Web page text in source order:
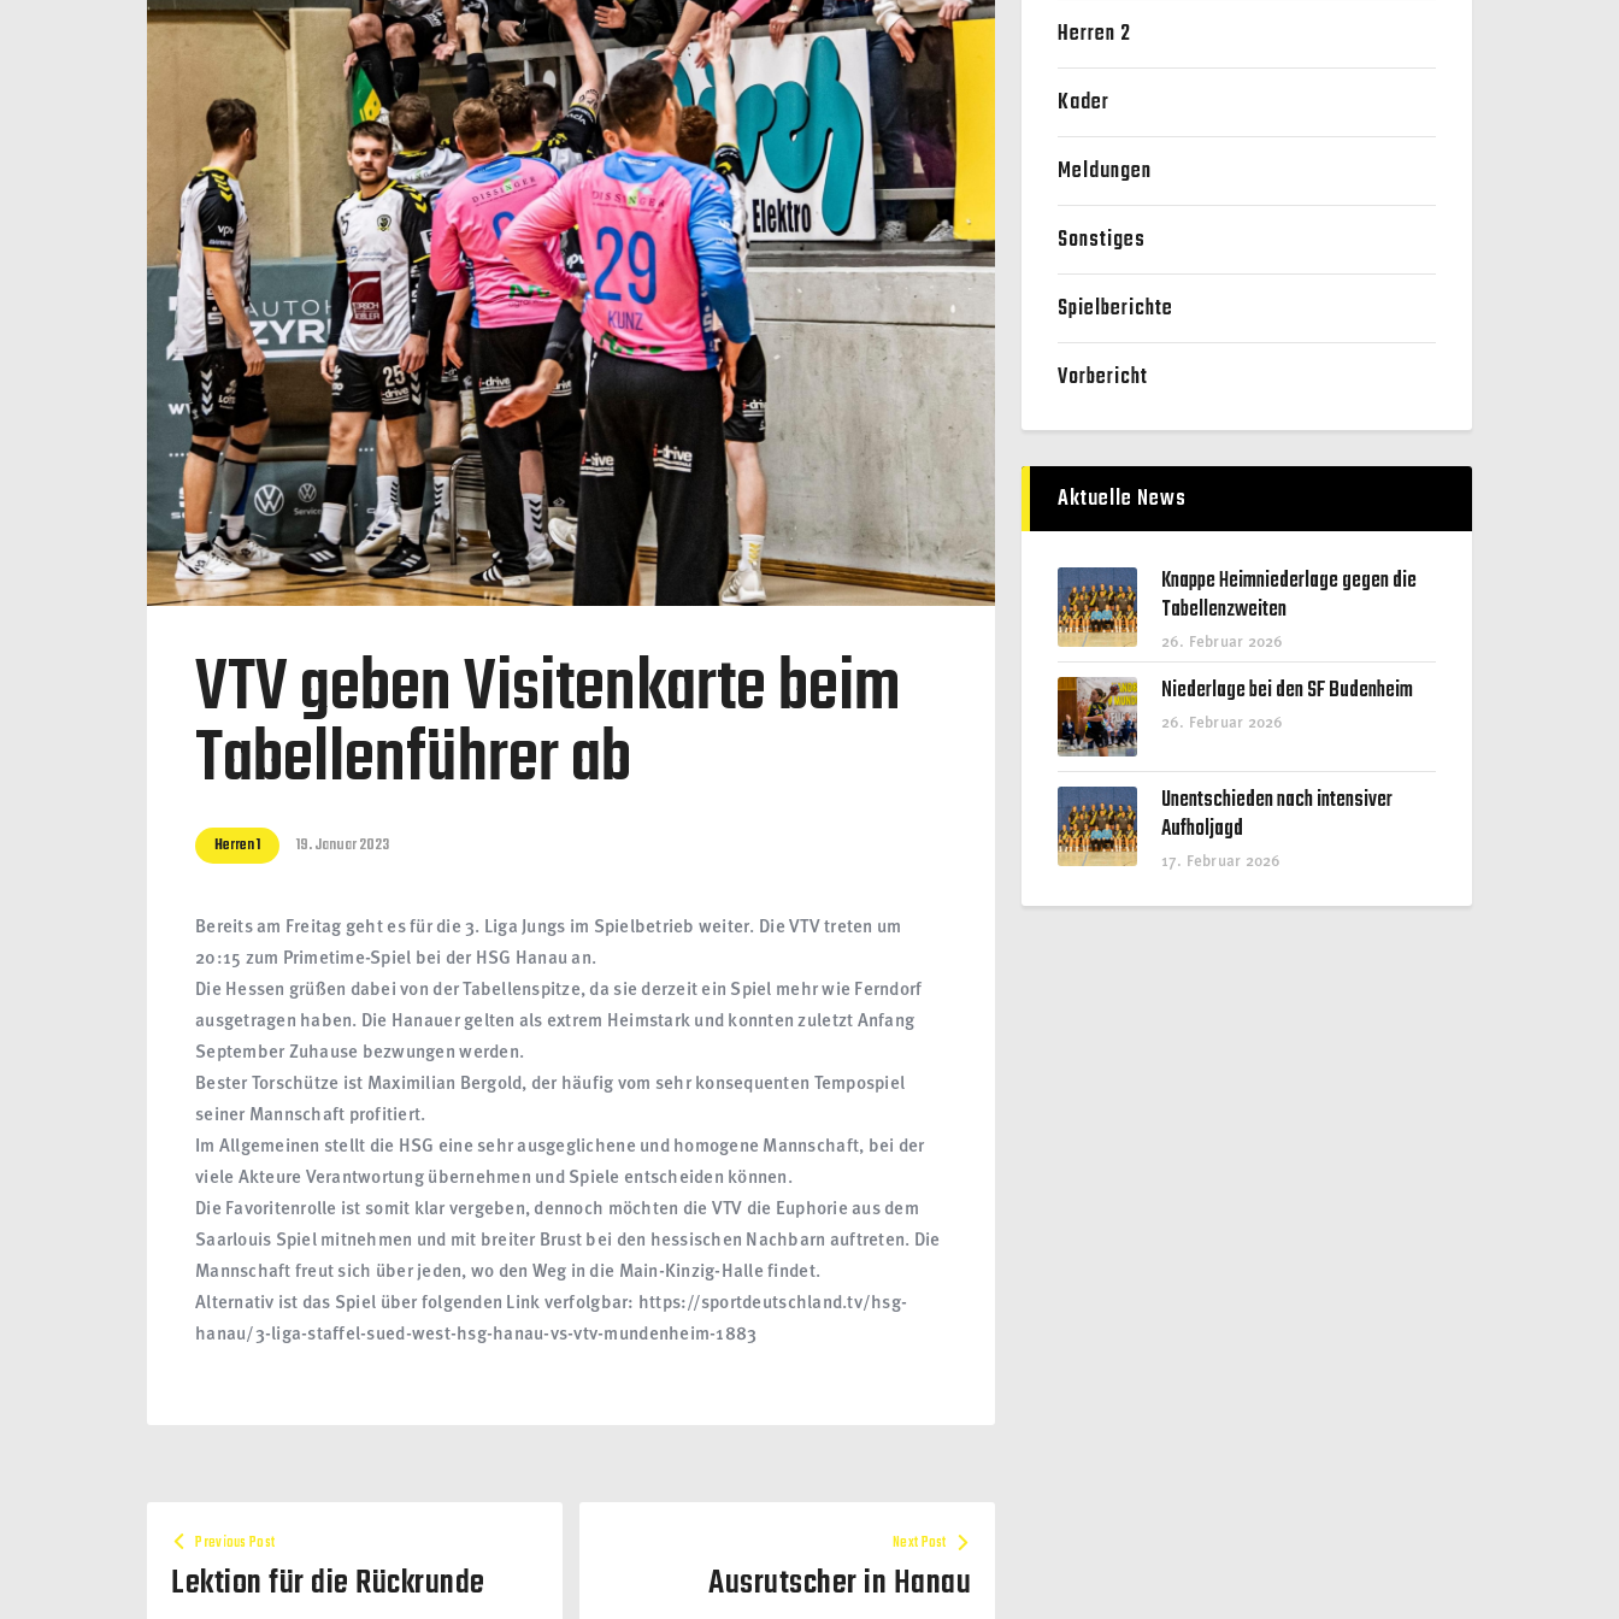
VTV geben Visitenkarte beim
Tabellenführer ab
Herren 1 19. Januar 2023
Bereits am Freitag geht es für die 3. Liga Jungs im Spielbetrieb weiter. Die VTV treten um
20:15 zum Primetime-Spiel bei der HSG Hanau an.
Die Hessen grüßen dabei von der Tabellenspitze, da sie derzeit ein Spiel mehr wie Ferndorf
ausgetragen haben. Die Hanauer gelten als extrem Heimstark und konnten zuletzt Anfang
September Zuhause bezwungen werden.
Bester Torschütze ist Maximilian Bergold, der häufig vom sehr konsequenten Tempospiel
seiner Mannschaft profitiert.
Im Allgemeinen stellt die HSG eine sehr ausgeglichene und homogene Mannschaft, bei der
viele Akteure Verantwortung übernehmen und Spiele entscheiden können.
Die Favoritenrolle ist somit klar vergeben, dennoch möchten die VTV die Euphorie aus dem
Saarlouis Spiel mitnehmen und mit breiter Brust bei den hessischen Nachbarn auftreten. Die
Mannschaft freut sich über jeden, wo den Weg in die Main-Kinzig-Halle findet.
Alternativ ist das Spiel über folgenden Link verfolgbar: https://sportdeutschland.tv/hsg-
hanau/3-liga-staffel-sued-west-hsg-hanau-vs-vtv-mundenheim-1883
Previous Post
Lektion für die Rückrunde
Next Post
Ausrutscher in Hanau
Herren 2
Kader
Meldungen
Sonstiges
Spielberichte
Vorbericht
Aktuelle News
Knappe Heimniederlage gegen die
Tabellenzweiten
26. Februar 2026
Niederlage bei den SF Budenheim
26. Februar 2026
Unentschieden nach intensiver
Aufholjagd
17. Februar 2026